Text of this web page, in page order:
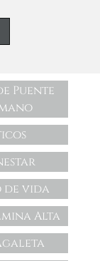
Puente
de vida
Alta